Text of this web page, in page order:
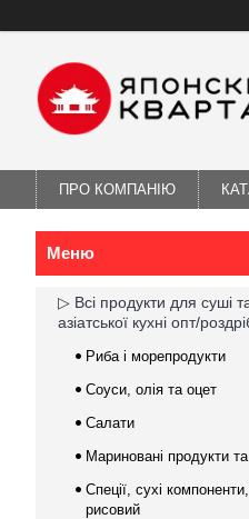
ПРО КОМПАНІЮ
▷ Всі продукти для суші
азіатської кухні опт/
Риба і морепродукти
Соуси, олія та оцет
Салати
Мариновані продукти
Спеції, сухі
рисовий